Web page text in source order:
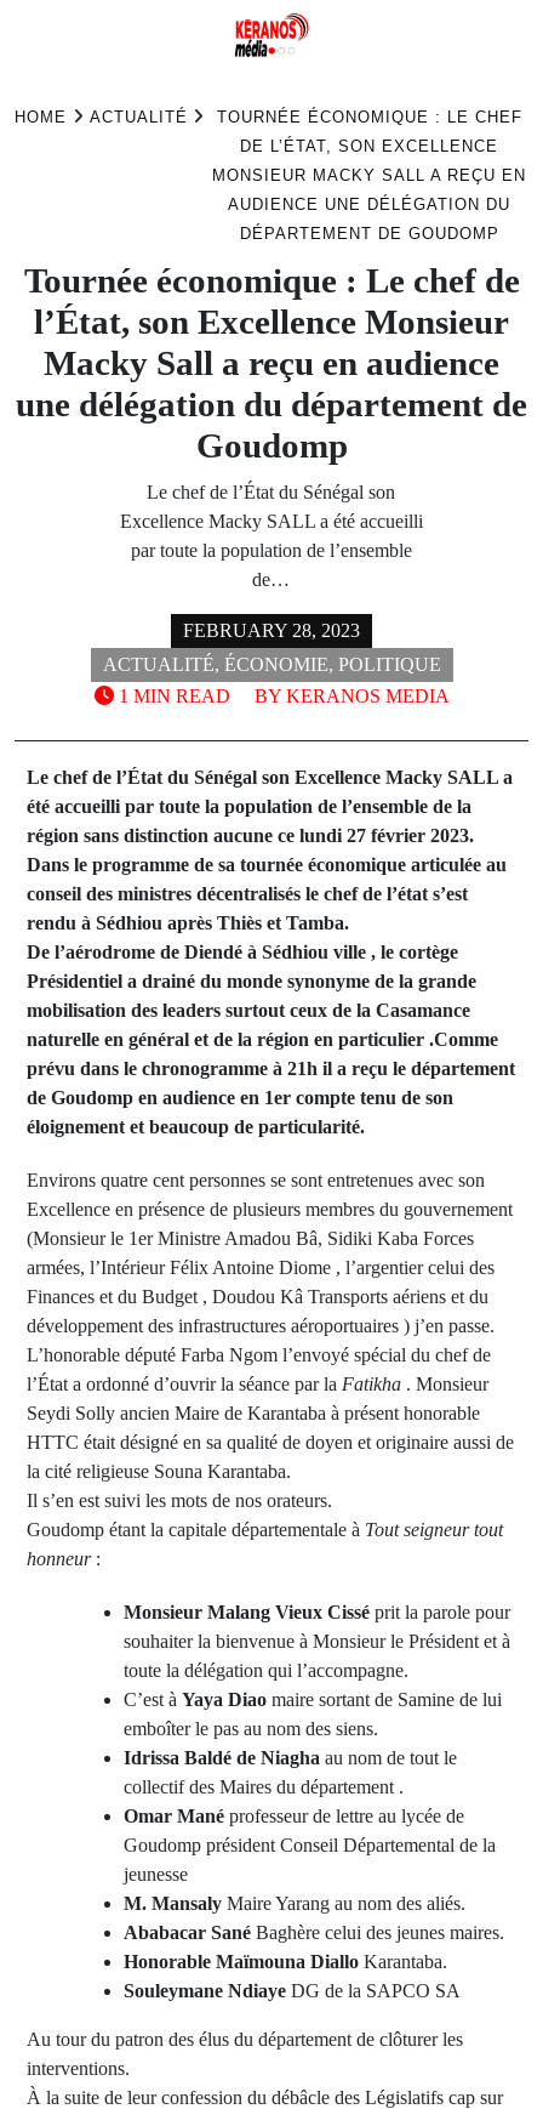
HOME ACTUALITÉ
TOURNÉE ÉCONOMIQUE : LE CHEF
DE L’ÉTAT, SON EXCELLENCE
MONSIEUR MACKY SALL A REÇU EN
AUDIENCE UNE DÉLÉGATION DU
DÉPARTEMENT DE GOUDOMP
Tournée économique : Le chef de
l’État, son Excellence Monsieur
Macky Sall a reçu en audience
une délégation du département de
Goudomp
Le chef de l’État du Sénégal son
Excellence Macky SALL a été accueilli
par toute la population de l’ensemble
de…
FEBRUARY 28, 2023
ACTUALITÉ, ÉCONOMIE, POLITIQUE
BY KERANOS MEDIA
1 MIN READ
Le chef de l’État du Sénégal son Excellence Macky SALL a
été accueilli par toute la population de l’ensemble de la
région sans distinction aucune ce lundi 27 février 2023.
Dans le programme de sa tournée économique articulée au
conseil des ministres décentralisés le chef de l’état s’est
rendu à Sédhiou après Thiès et Tamba.
De l’aérodrome de Diendé à Sédhiou ville , le cortège
Présidentiel a drainé du monde synonyme de la grande
mobilisation des leaders surtout ceux de la Casamance
naturelle en général et de la région en particulier .Comme
prévu dans le chronogramme à 21h il a reçu le département
de Goudomp en audience en 1er compte tenu de son
éloignement et beaucoup de particularité.
Environs quatre cent personnes se sont entretenues avec son
Excellence en présence de plusieurs membres du gouvernement
(Monsieur le 1er Ministre Amadou Bâ, Sidiki Kaba Forces
armées, l’Intérieur Félix Antoine Diome , l’argentier celui des
Finances et du Budget , Doudou Kâ Transports aériens et du
développement des infrastructures aéroportuaires ) j’en passe.
L’honorable député Farba Ngom l’envoyé spécial du chef de
l’État a ordonné d’ouvrir la séance par la Fatikha . Monsieur
Seydi Solly ancien Maire de Karantaba à présent honorable
HTTC était désigné en sa qualité de doyen et originaire aussi de
la cité religieuse Souna Karantaba.
Il s’en est suivi les mots de nos orateurs.
Goudomp étant la capitale départementale à Tout seigneur tout
honneur:
Monsieur Malang Vieux Cissé prit la parole pour
souhaiter la bienvenue à Monsieur le Président et à
toute la délégation qui l’accompagne.
C’est à Yaya Diao maire sortant de Samine de lui
emboîter le pas au nom des siens.
Idrissa Baldé de Niagha au nom de tout le
collectif des Maires du département .
Omar Mané professeur de lettre au lycée de
Goudomp président Conseil Départemental de la
jeunesse
M. Mansaly Maire Yarang au nom des aliés.
Ababacar Sané Baghère celui des jeunes maires.
Honorable Maïmouna Diallo Karantaba.
Souleymane Ndiaye DG de la SAPCO SA
Au tour du patron des élus du département de clôturer les
interventions.
À la suite de leur confession du débâcle des Législatifs cap sur